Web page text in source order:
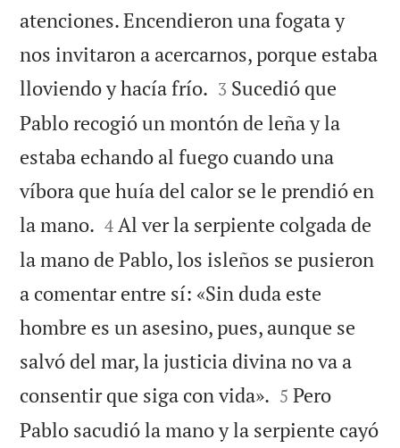
atenciones. Encendieron una fogata y
nos invitaron a acercarnos, porque estaba
lloviendo y hacía frío. 

3 Sucedió que
Pablo recogió un montón de leña y la
estaba echando al fuego cuando una
víbora que huía del calor se le prendió en
la mano. 

4 Al ver la serpiente colgada de
la mano de Pablo, los isleños se pusieron
a comentar entre sí: «Sin duda este
hombre es un asesino, pues, aunque se
salvó del mar, la justicia divina no va a
consentir que siga con vida». 

5 Pero
Pablo sacudió la mano y la serpiente cayó